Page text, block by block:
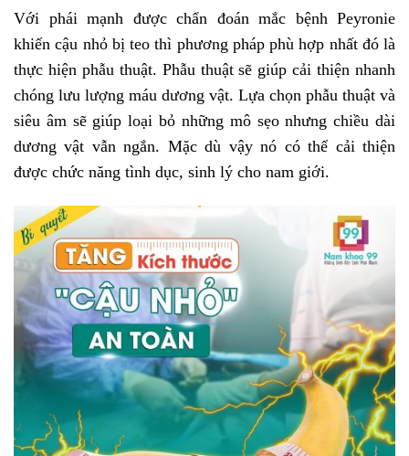
Với phái mạnh được chẩn đoán mắc bệnh Peyronie
khiến cậu nhỏ bị teo thì phương pháp phù hợp nhất đó là
thực hiện phẫu thuật. Phẫu thuật sẽ giúp cải thiện nhanh
chóng lưu lượng máu dương vật. Lựa chọn phẫu thuật và
siêu âm sẽ giúp loại bỏ những mô sẹo nhưng chiều dài
dương vật vẫn ngắn. Mặc dù vậy nó có thể cải thiện
được chức năng tình dục, sinh lý cho nam giới.